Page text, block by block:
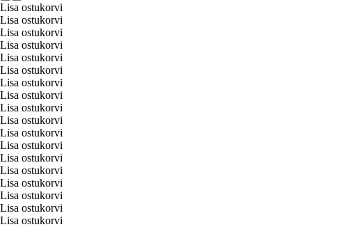
Lisa ostukorvi
Lisa ostukorvi
Lisa ostukorvi
Lisa ostukorvi
Lisa ostukorvi
Lisa ostukorvi
Lisa ostukorvi
Lisa ostukorvi
Lisa ostukorvi
Lisa ostukorvi
Lisa ostukorvi
Lisa ostukorvi
Lisa ostukorvi
Lisa ostukorvi
Lisa ostukorvi
Lisa ostukorvi
Lisa ostukorvi
Lisa ostukorvi